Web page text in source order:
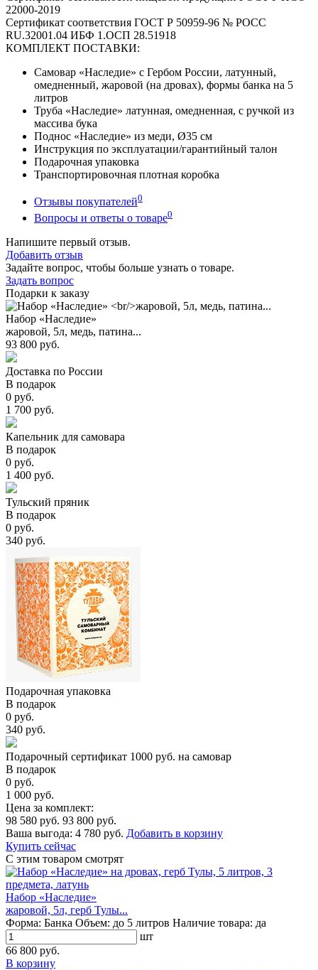
22000-2019
Сертификат соответствия ГОСТ Р 50959-96 № РОСС
RU.32001.04 ИБФ 1.ОСП 28.51918
КОМПЛЕКТ ПОСТАВКИ:
Самовар «Наследие» с Гербом России, латунный,
омедненный, жаровой (на дровах), формы банка на 5
литров
Труба «Наследие» латунная, омедненная, с ручкой из
массива бука
Поднос «Наследие» из меди, Ø35 см
Инструкция по эксплуатации/гарантийный талон
Подарочная упаковка
Транспортировочная плотная коробка
Отзывы покупателей0
Вопросы и ответы о товаре0
Напишите первый отзыв.
Добавить отзыв
Задайте вопрос, чтобы больше узнать о товаре.
Задать вопрос
Подарки к заказу
Набор «Наследие»
жаровой, 5л, медь, патина...
93 800 руб.
Доставка по России
В подарок
0 руб.
1 700 руб.
Капельник для самовара
В подарок
0 руб.
1 400 руб.
Тульский пряник
В подарок
0 руб.
340 руб.
Подарочная упаковка
В подарок
0 руб.
340 руб.
Подарочный сертификат 1000 руб. на самовар
В подарок
0 руб.
1 000 руб.
Цена за комплект:
98 580 руб. 93 800 руб.
Ваша выгода: 4 780 руб. Добавить в корзину
Купить сейчас
С этим товаром смотрят
Набор «Наследие»
жаровой, 5л, герб Тулы...
Форма: Банка Объем: до 5 литров Наличие товара: да
шт
66 800 руб.
В корзину